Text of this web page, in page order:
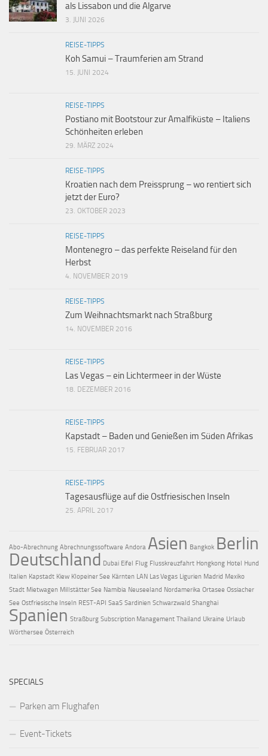
als Lissabon und die Algarve
3. JUNI 2026
REISE-TIPPS
Koh Samui – Traumferien am Strand
15. JUNI 2024
REISE-TIPPS
Postiano mit Bootstour zur Amalfiküste – Italiens
Schönheiten erleben
29. MÄRZ 2024
REISE-TIPPS
Kroatien nach dem Preissprung – wo rentiert sich
jetzt der Euro?
23. OKTOBER 2023
REISE-TIPPS
Montenegro – das perfekte Reiseland für den
Herbst
4. NOVEMBER 2019
REISE-TIPPS
Zum Weihnachtsmarkt nach Straßburg
14. NOVEMBER 2016
REISE-TIPPS
Las Vegas – ein Lichtermeer in der Wüste
18. DEZEMBER 2016
REISE-TIPPS
Kapstadt – Baden und Genießen im Süden Afrikas
15. FEBRUAR 2017
REISE-TIPPS
Tagesausflüge auf die Ostfriesischen Inseln
25. APRIL 2017
Abo-Abrechnung Abrechnungssoftware Andora Asien Bangkok Berlin
Deutschland Dubai Eifel Flug Flusskreuzfahrt Hongkong Hotel
Hund
Italien Kapstadt Kiew Klopeiner See Kärnten LAN Las Vegas Ligurien Madrid Mexiko
Stadt Mietwagen Millstätter See Namibia Neuseeland Nordamerika Ortasee Ossiacher
See Ostfriesische Inseln REST-API SaaS Sardinien Schwarzwald Shanghai
Spanien Straßburg Subscription Management Thailand Ukraine Urlaub
Wörthersee Österreich
SPECIALS
Parken am Flughafen
Event-Tickets